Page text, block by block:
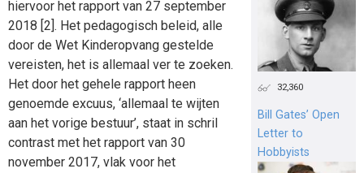
hiervoor het rapport van 27 september
2018 [2]. Het pedagogisch beleid, alle
door de Wet Kinderopvang gestelde
vereisten, het is allemaal ver te zoeken.
Het door het gehele rapport heen
genoemde excuus, ‘allemaal te wijten
aan het vorige bestuur’, staat in schril
contrast met het rapport van 30
november 2017, vlak voor het
32,360
Bill Gates’ Open
Letter to
Hobbyists